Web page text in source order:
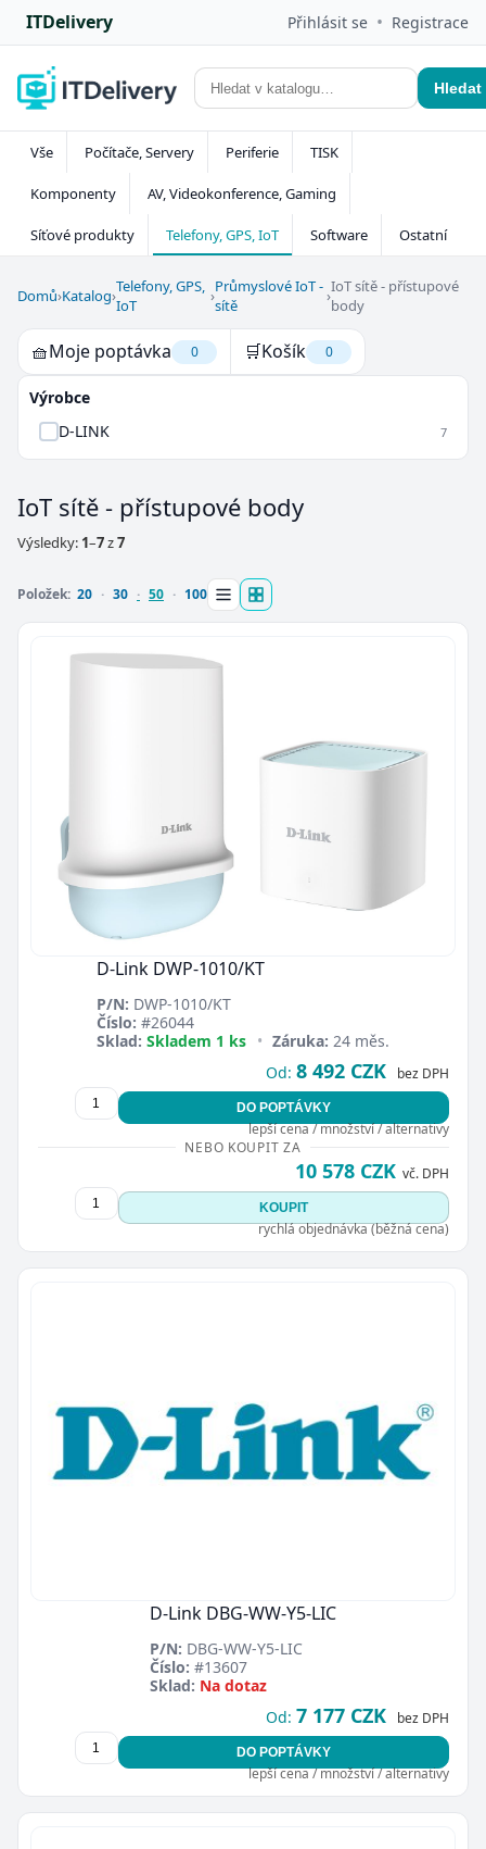
ITDelivery Přihlásit se • Registrace
Hledat
Vše Počítače, Servery Periferie TISK
Komponenty AV, Videokonference, Gaming
Síťové produkty Telefony, GPS, IoT Software Ostatní
Domů›Katalog›Telefony, GPS,
IoT
›Průmyslové IoT -
sítě
›IoT sítě - přístupové
body
🧺Moje poptávka 0 🛒Košík 0
Výrobce
D-LINK
7
IoT sítě - přístupové body
Výsledky: 1–7z7
Položek: 20 30 50 100
D-Link DWP-1010/KT
P/N: DWP-1010/KT
Číslo: #26044
Sklad: Skladem 1 ks • Záruka: 24 měs.
Od: 8 492 CZK bez DPH
DO POPTÁVKY
lepší cena / množství / alternativy
NEBO KOUPIT ZA
10 578 CZK vč. DPH
KOUPIT
rychlá objednávka (běžná cena)
D-Link DBG-WW-Y5-LIC
P/N: DBG-WW-Y5-LIC
Číslo: #13607
Sklad: Na dotaz
Od: 7 177 CZK bez DPH
DO POPTÁVKY
lepší cena / množství / alternativy